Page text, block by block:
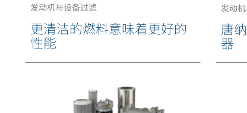
发动机与设备过滤
更清洁的燃料意味着更好的
性能
发动
唐
器